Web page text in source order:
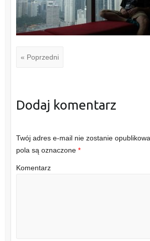
« Poprzedni
Dodaj komentarz
Twój adres e-mail nie zostanie
pola są oznaczone *
Komentarz